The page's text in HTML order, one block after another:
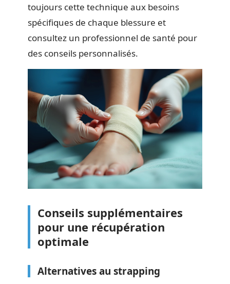
toujours cette technique aux besoins
spécifiques de chaque blessure et
consultez un professionnel de santé pour
des conseils personnalisés.
Conseils supplémentaires
pour une récupération
optimale
Alternatives au strapping